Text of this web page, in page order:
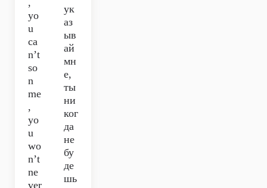
,
yo
u
ca
n’t
so
n
me
,
yo
u
wo
n’t
ne
ver
ук
аз
ыв
ай
мн
е,
ты
ни
ког
да
не
бу
де
шь